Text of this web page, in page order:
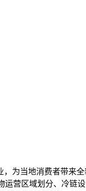
为当地消费者带来
营区域划分、冷链